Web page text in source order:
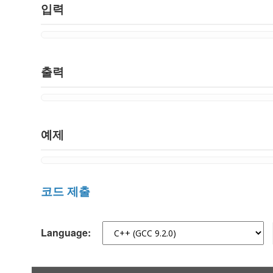
입력
출력
예제
코드 제출
Language: